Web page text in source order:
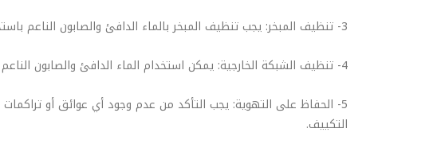
3- تنظيف المبخر: يجب تنظيف المبخر بالماء الدافئ والصابون الناعم باستخدام فرشاة ناعمة. يجب تجفيف المبخر جيدًا بعد التنظيف.
4- تنظيف الشبكة الخارجية: يمكن استخدام الماء الدافئ والصابون الناعم لتنظيف الشبكة الخارجية للتكييف. يجب تجفيف الشبكة بشكل جيد بعد التنظيف.
5- الحفاظ على التهوية: يجب التأكد من عدم وجود أي عوائق أو
التكييف.